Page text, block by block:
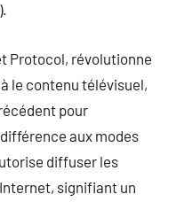
Protocol, révolutionne
le contenu télévisuel,
pour
aux modes
diffuser les
signifiant un